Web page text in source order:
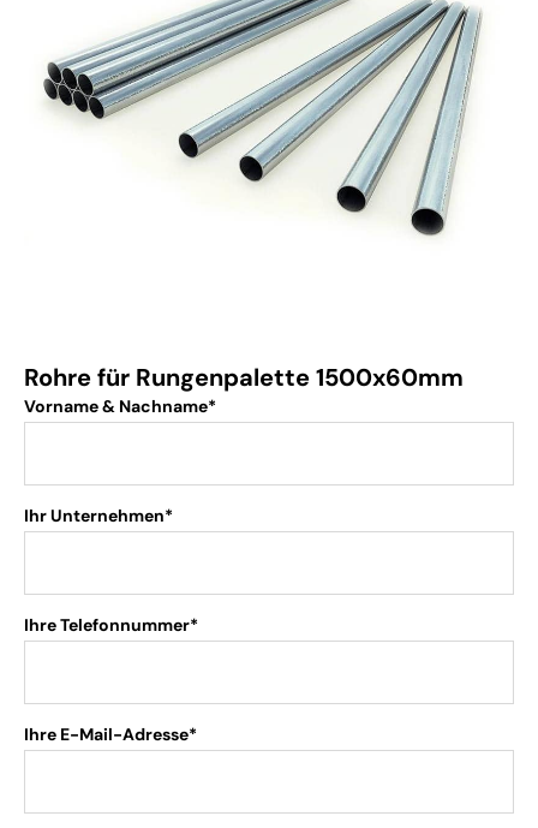
Rohre für Rungenpalette 1500x60mm
Vorname & Nachname*
Ihr Unternehmen*
Ihre Telefonnummer*
Ihre E-Mail-Adresse*